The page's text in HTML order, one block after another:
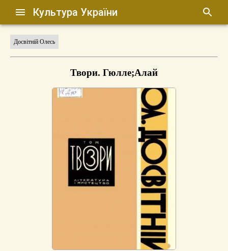
Культура України
Досвітній Олесь
Твори. Гюлле;Алай